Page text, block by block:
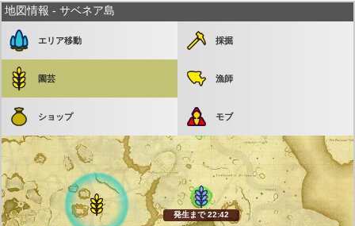
地図情報 - サベネア島
エリア移動 採掘
園芸 漁師
ショップ モブ
終了まで 11:01
発生まで 22:41